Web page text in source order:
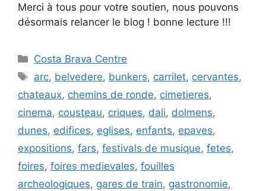
Merci à tous pour votre soutien, nous pouvons
désormais relancer le blog ! bonne lecture !!!
Catégories
Costa Brava Centre
Étiquettes
arc, belvedere, bunkers, carrilet, cervantes,
chateaux, chemins de ronde, cimetieres,
cinema, cousteau, criques, dali, dolmens,
dunes, edifices, eglises, enfants, epaves,
expositions, fars, festivals de musique, fetes,
foires, foires medievales, fouilles
archeologiques, gares de train, gastronomie,